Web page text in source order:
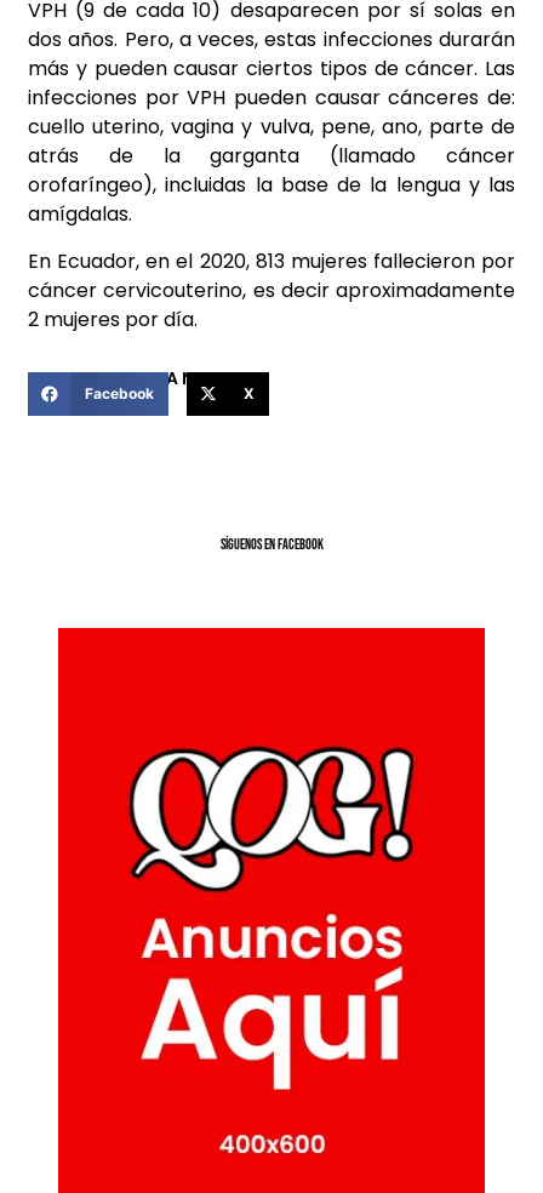
VPH (9 de cada 10) desaparecen por sí solas en
dos años. Pero, a veces, estas infecciones durarán
más y pueden causar ciertos tipos de cáncer. Las
infecciones por VPH pueden causar cánceres de:
cuello uterino, vagina y vulva, pene, ano, parte de
atrás de la garganta (llamado cáncer
orofaríngeo), incluidas la base de la lengua y las
amígdalas.
En Ecuador, en el 2020, 813 mujeres fallecieron por
cáncer cervicouterino, es decir aproximadamente
2 mujeres por día.
COMPARTIR ESTA NOTICIA
Facebook X
SíGUENOS EN FACEBOOK